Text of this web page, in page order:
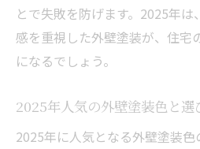
とで失敗を防げます。2025年
感を重視した外壁塗装が、住宅
になるでしょう。
2025年人気の外壁塗装色と選
2025年に人気となる外壁塗装